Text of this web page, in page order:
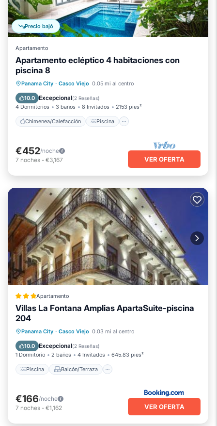
Precio bajó
Apartamento
Apartamento ecléptico 4 habitaciones con
piscina 8
Panama City · Casco Viejo 0.05 mi al centro
10.0 Excepcional(2 Reseñas)
4 Dormitorios 3 baños 8 Invitados 2153 pies²
Chimenea/Calefacción Piscina
Chimenea/Calefacción
Piscina
Balcón/Terraza
€452/noche
7 noches - €3,167 VER OFERTA
Apartamento
Villas La Fontana Amplias ApartaSuite-piscina
204
Panama City · Casco Viejo 0.03 mi al centro
10.0 Excepcional(2 Reseñas)
1 Dormitorio 2 baños 4 Invitados 645.83 pies²
Piscina Balcón/Terraza
Piscina
Balcón/Terraza
Aire acondicionado
€166/noche
7 noches - €1,162 VER OFERTA